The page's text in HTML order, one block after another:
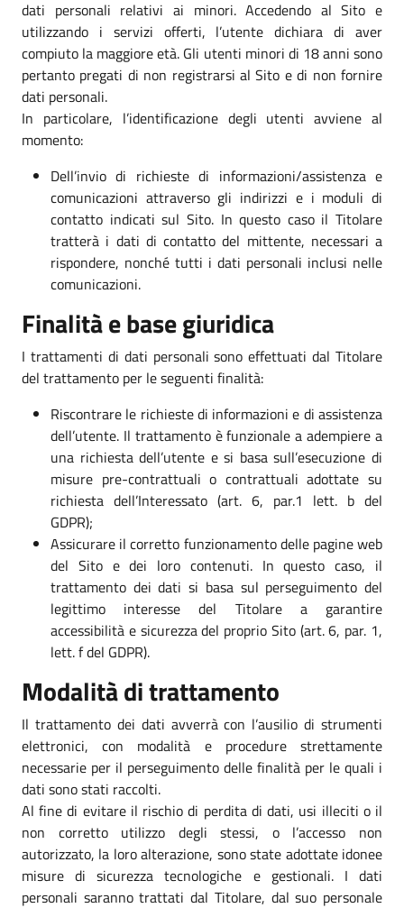
dati personali relativi ai minori. Accedendo al Sito e
utilizzando i servizi offerti, l’utente dichiara di aver
compiuto la maggiore età. Gli utenti minori di 18 anni sono
pertanto pregati di non registrarsi al Sito e di non fornire
dati personali.
In particolare, l’identificazione degli utenti avviene al
momento:
Dell’invio di richieste di informazioni/assistenza e
comunicazioni attraverso gli indirizzi e i moduli di
contatto indicati sul Sito. In questo caso il Titolare
tratterà i dati di contatto del mittente, necessari a
rispondere, nonché tutti i dati personali inclusi nelle
comunicazioni.
Finalità e base giuridica
I trattamenti di dati personali sono effettuati dal Titolare
del trattamento per le seguenti finalità:
Riscontrare le richieste di informazioni e di assistenza
dell’utente. Il trattamento è funzionale a adempiere a
una richiesta dell’utente e si basa sull’esecuzione di
misure pre-contrattuali o contrattuali adottate su
richiesta dell’Interessato (art. 6, par.1 lett. b del
GDPR);
Assicurare il corretto funzionamento delle pagine web
del Sito e dei loro contenuti. In questo caso, il
trattamento dei dati si basa sul perseguimento del
legittimo interesse del Titolare a garantire
accessibilità e sicurezza del proprio Sito (art. 6, par. 1,
lett. f del GDPR).
Modalità di trattamento
Il trattamento dei dati avverrà con l’ausilio di strumenti
elettronici, con modalità e procedure strettamente
necessarie per il perseguimento delle finalità per le quali i
dati sono stati raccolti.
Al fine di evitare il rischio di perdita di dati, usi illeciti o il
non corretto utilizzo degli stessi, o l’accesso non
autorizzato, la loro alterazione, sono state adottate idonee
misure di sicurezza tecnologiche e gestionali. I dati
personali saranno trattati dal Titolare, dal suo personale